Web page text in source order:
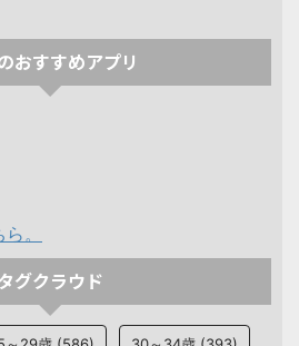
おすすめアプリ
。
グクラウド